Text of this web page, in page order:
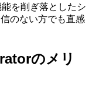
を削ぎ落としたシ
のない方でも直感
のメリ